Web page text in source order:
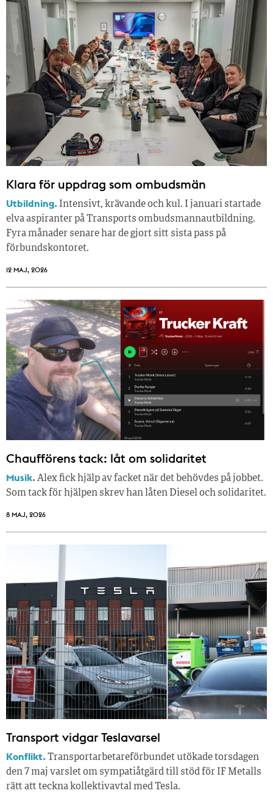
Klara för uppdrag som ombudsmän
Utbildning. Intensivt, krävande och kul. I januari startade
elva aspiranter på Transports ombudsmannautbildning.
Fyra månader senare har de gjort sitt sista pass på
förbundskontoret.
12 MAJ, 2026
Chaufförens tack: låt om solidaritet
Musik.Alex fick hjälp av facket när det behövdes på jobbet.
Som tack för hjälpen skrev han låten Diesel och solidaritet.
8 MAJ, 2026
Transport vidgar Teslavarsel
Konflikt.Transportarbetareförbundet utökade torsdagen
den 7 maj varslet om sympatiåtgärd till stöd för IF Metalls
rätt att teckna kollektivavtal med Tesla.